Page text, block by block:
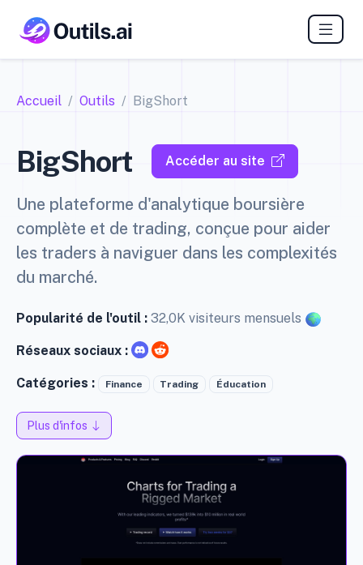
Accueil Outils BigShort
BigShort Accéder au site
Une plateforme d'analytique boursière
complète et de trading, conçue pour aider
les traders à naviguer dans les complexités
du marché.
Popularité de l'outil : 32,0K visiteurs mensuels
Réseaux sociaux :
Catégories : Finance Trading Éducation
Plus d'infos